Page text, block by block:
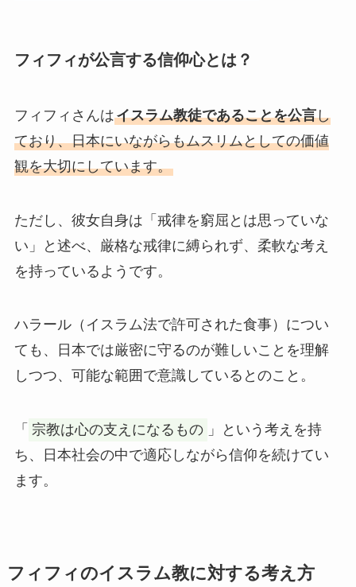
フィフィが公言する信仰心とは？
フィフィさんはイスラム教徒であることを公言し
ており、日本にいながらもムスリムとしての価値
観を大切にしています。
ただし、彼女自身は「戒律を窮屈とは思っていな
い」と述べ、厳格な戒律に縛られず、柔軟な考え
を持っているようです。
ハラール（イスラム法で許可された食事）につい
ても、日本では厳密に守るのが難しいことを理解
しつつ、可能な範囲で意識しているとのこと。
「 宗教は心の支えになるもの 」という考えを持
ち、日本社会の中で適応しながら信仰を続けてい
ます。
フィフィのイスラム教に対する考え方